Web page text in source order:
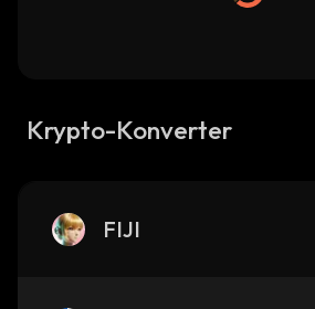
Krypto-Konverter
FIJI